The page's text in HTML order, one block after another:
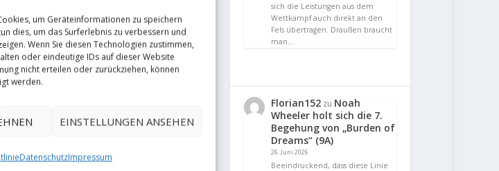
um Geräteinformationen zu speichern
dies, um das Surferlebnis zu verbessern und
Wenn Sie diesen Technologien zustimmen,
oder eindeutige IDs auf dieser Website
nicht erteilen oder zurückziehen, können
werden.
EINSTELLUNGEN ANSEHEN
DatenschutzImpressum
routes. And it’s this
and Antoine.
Fourau
sich die Leistungen aus dem
Wettkampf auch direkt an den
Fels übertragen. Draußen braucht
man…
Florian152 zu Noah
Wheeler holt sich die 7.
Begehung von „Burden of
Dreams“ (9A)
26. Juni 2026
Beeindruckend, dass diese Linie